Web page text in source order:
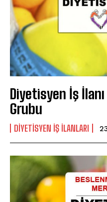
Diyetisyen İş
Grubu
DIYETISYEN IŞ ILANLARI